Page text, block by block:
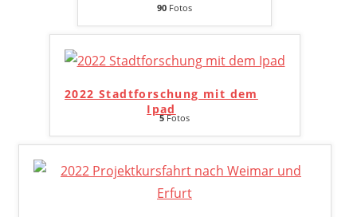
90 Fotos
2022 Stadtforschung mit dem
Ipad
5Fotos